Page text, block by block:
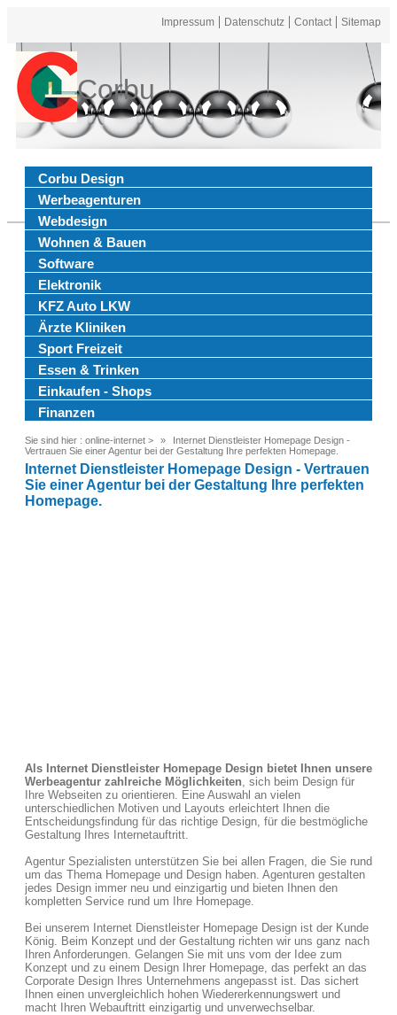
Impressum Datenschutz Contact Sitemap
Corbu
Corbu Design
Werbeagenturen
Webdesign
Wohnen & Bauen
Software
Elektronik
KFZ Auto LKW
Ärzte Kliniken
Sport Freizeit
Essen & Trinken
Einkaufen - Shops
Finanzen
Sie sind hier : online-internet >
Internet Dienstleister Homepage Design -
Vertrauen Sie einer Agentur bei der Gestaltung Ihre perfekten Homepage.
Internet Dienstleister Homepage Design - Vertrauen
Sie einer Agentur bei der Gestaltung Ihre perfekten
Homepage.
Als Internet Dienstleister Homepage Design bietet Ihnen unsere
Werbeagentur zahlreiche Möglichkeiten, sich beim Design für
Ihre Webseiten zu orientieren. Eine Auswahl an vielen
unterschiedlichen Motiven und Layouts erleichtert Ihnen die
Entscheidungsfindung für das richtige Design, für die bestmögliche
Gestaltung Ihres Internetauftritt.
Agentur Spezialisten unterstützen Sie bei allen Fragen, die Sie rund
um das Thema Homepage und Design haben. Agenturen gestalten
jedes Design immer neu und einzigartig und bieten Ihnen den
kompletten Service rund um Ihre Homepage.
Bei unserem Internet Dienstleister Homepage Design ist der Kunde
König. Beim Konzept und der Gestaltung richten wir uns ganz nach
Ihren Anforderungen. Gelangen Sie mit uns vom der Idee zum
Konzept und zu einem Design Ihrer Homepage, das perfekt an das
Corporate Design Ihres Unternehmens angepasst ist. Das sichert
Ihnen einen unvergleichlich hohen Wiedererkennungswert und
macht Ihren Webauftritt einzigartig und unverwechselbar.